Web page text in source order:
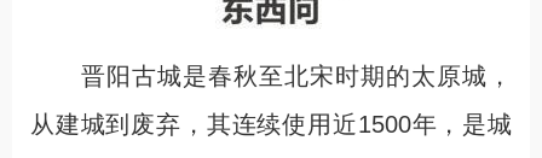
晋阳古城是春秋至北宋时期的太原城，
从建城到废弃，其连续使用近1500年，是城